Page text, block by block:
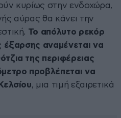
κυρίως στην ενδοχώρα,
αύρας θα κάνει την
Το απόλυτο ρεκόρ
έξαρσης αναμένεται να
της περιφέρειας
προβλέπεται να
, μια τιμή εξαιρετικά